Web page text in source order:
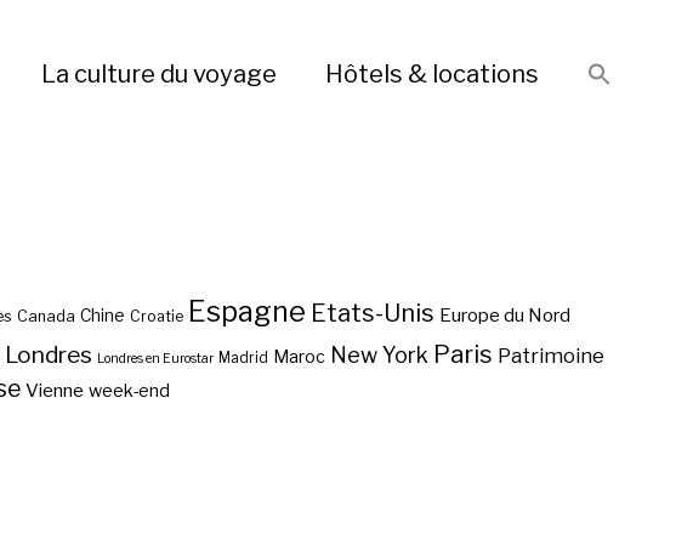
La culture du voyage Hôtels & locations
Canada Chine Croatie Espagne Etats-Unis Europe du Nord
Londres Londres en Eurostar Madrid Maroc New York Paris Patrimoine
Vienne week-end